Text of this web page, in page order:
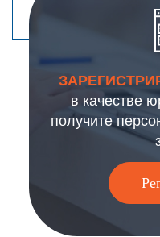
в качестве
получите